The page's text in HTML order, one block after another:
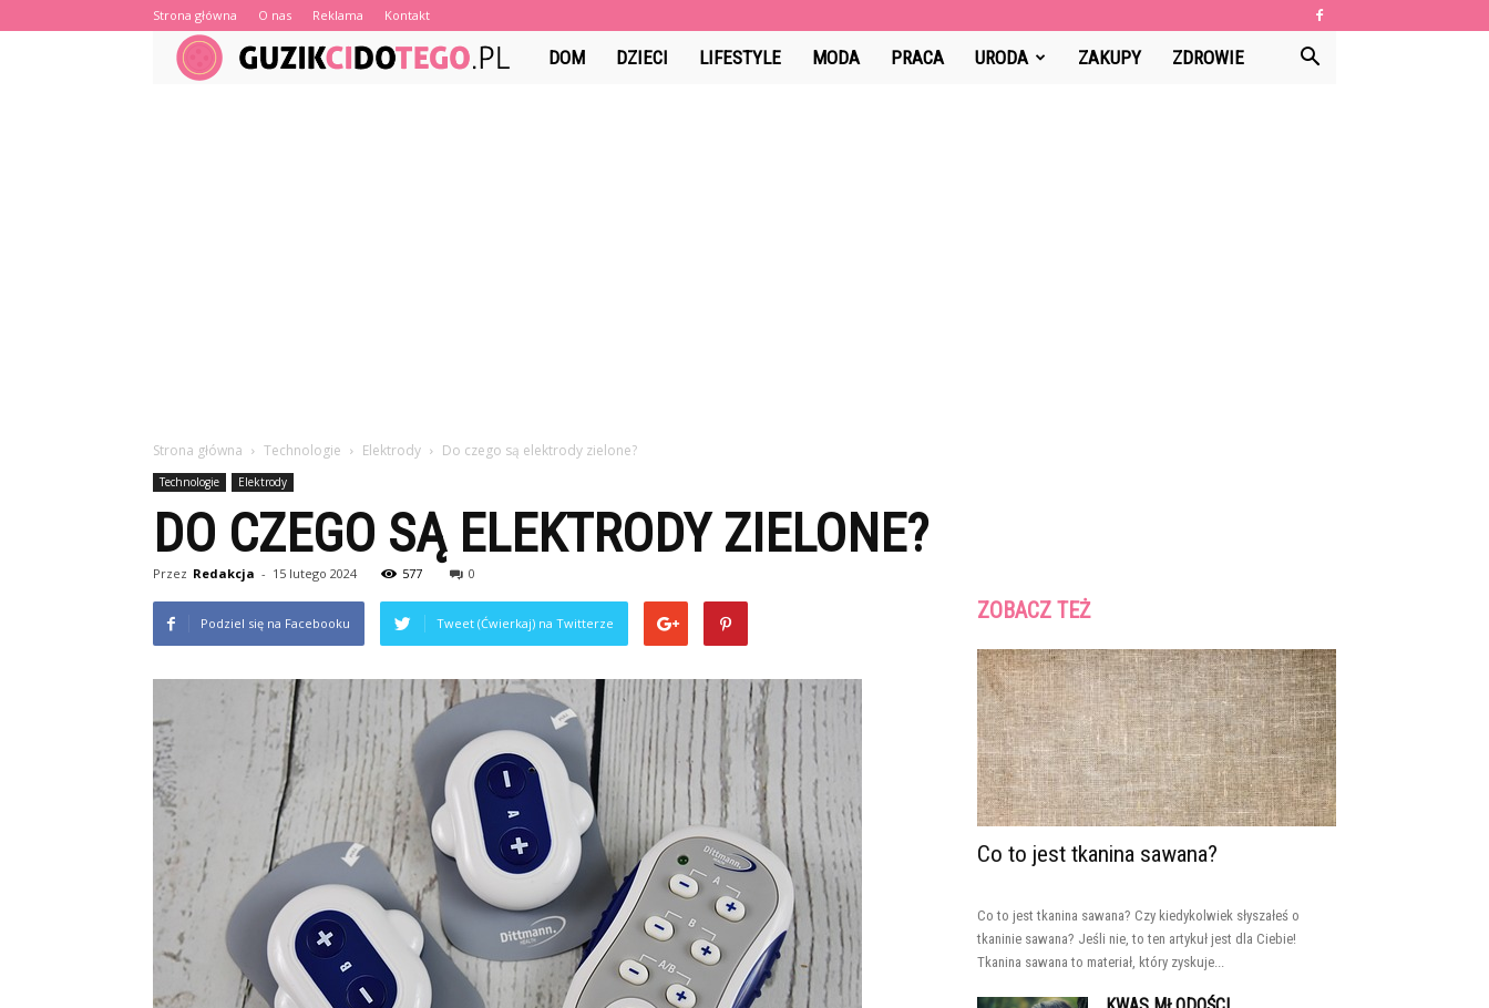
Strona główna O nas Reklama Kontakt
GuzikCiDoTego.pl
DOM DZIECI LIFESTYLE MODA PRACA URODA ZAKUPY ZDROWIE
Strona główna Technologie Elektrody Do czego są elektrody zielone?
Technologie Elektrody
DO CZEGO SĄ ELEKTRODY ZIELONE?
Przez Redakcja - 15 lutego 2024 577 0
Podziel się na Facebooku Tweet (Ćwierkaj) na Twitterze ZOBACZ TEŻ
Co to jest tkanina sawana?
Co to jest tkanina sawana? Czy kiedykolwiek słyszałeś o
tkaninie sawana? Jeśli nie, to ten artykuł jest dla Ciebie!
Tkanina sawana to materiał, który zyskuje...